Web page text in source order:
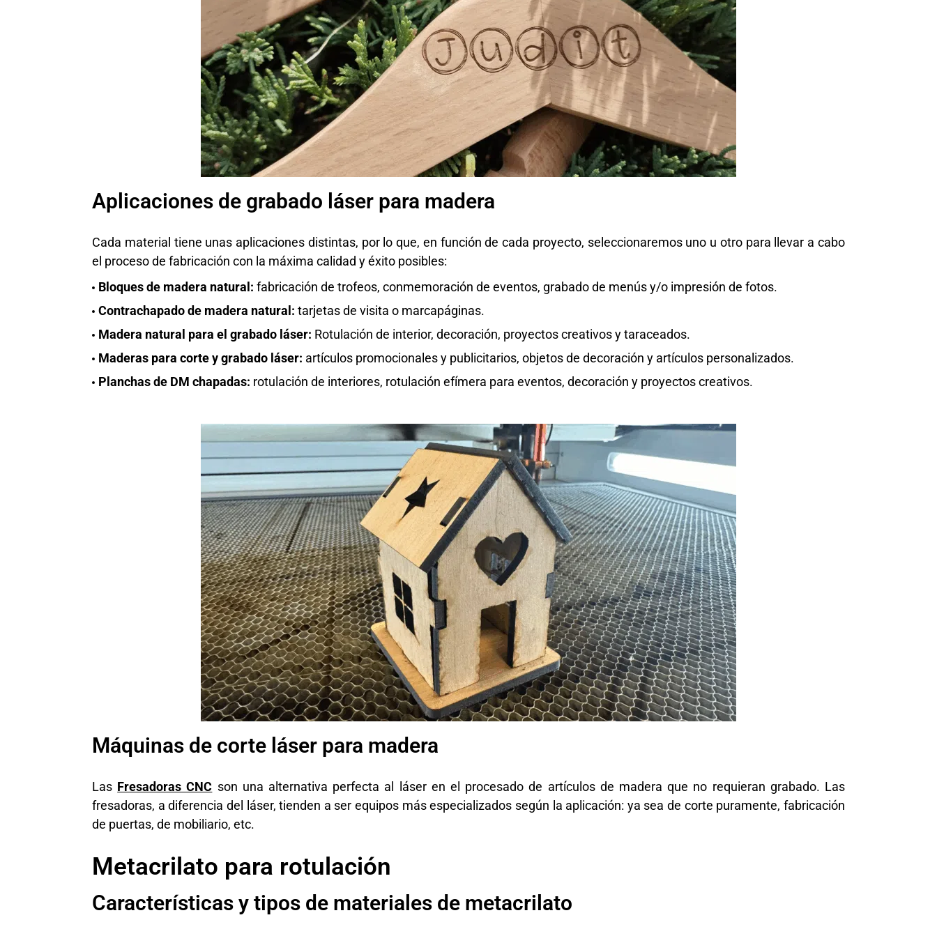
Aplicaciones de grabado láser para madera
Cada material tiene unas aplicaciones distintas, por lo que, en función de cada proyecto, seleccionaremos uno u otro para llevar a cabo
el proceso de fabricación con la máxima calidad y éxito posibles:
Bloques de madera natural: fabricación de trofeos, conmemoración de eventos, grabado de menús y/o impresión de fotos.
Contrachapado de madera natural: tarjetas de visita o marcapáginas.
Madera natural para el grabado láser: Rotulación de interior, decoración, proyectos creativos y taraceados.
Maderas para corte y grabado láser: artículos promocionales y publicitarios, objetos de decoración y artículos personalizados.
Planchas de DM chapadas: rotulación de interiores, rotulación efímera para eventos, decoración y proyectos creativos.
Máquinas de corte láser para madera
Las Fresadoras CNC son una alternativa perfecta al láser en el procesado de artículos de madera que no requieran grabado. Las
fresadoras, a diferencia del láser, tienden a ser equipos más especializados según la aplicación: ya sea de corte puramente, fabricación
de puertas, de mobiliario, etc.
Metacrilato para rotulación
Características y tipos de materiales de metacrilato